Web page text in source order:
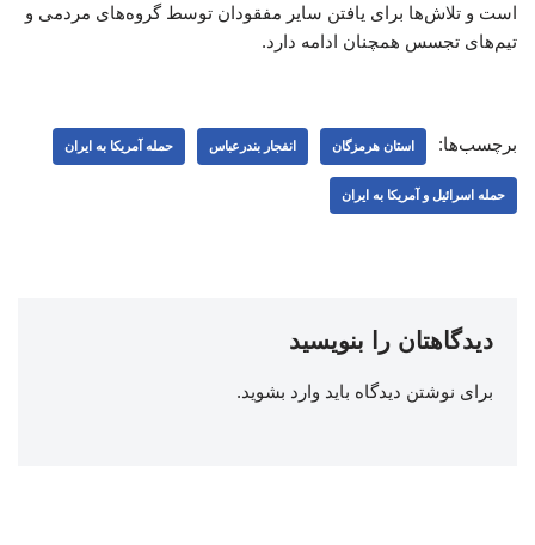
است و تلاش‌ها برای یافتن سایر مفقودان توسط گروه‌های مردمی و
تیم‌های تجسس همچنان ادامه دارد.
برچسب‌ها: استان هرمزگان انفجار بندرعباس حمله آمریکا به ایران
حمله اسرائیل و آمریکا به ایران
دیدگاهتان را بنویسید
برای نوشتن دیدگاه باید وارد بشوید.